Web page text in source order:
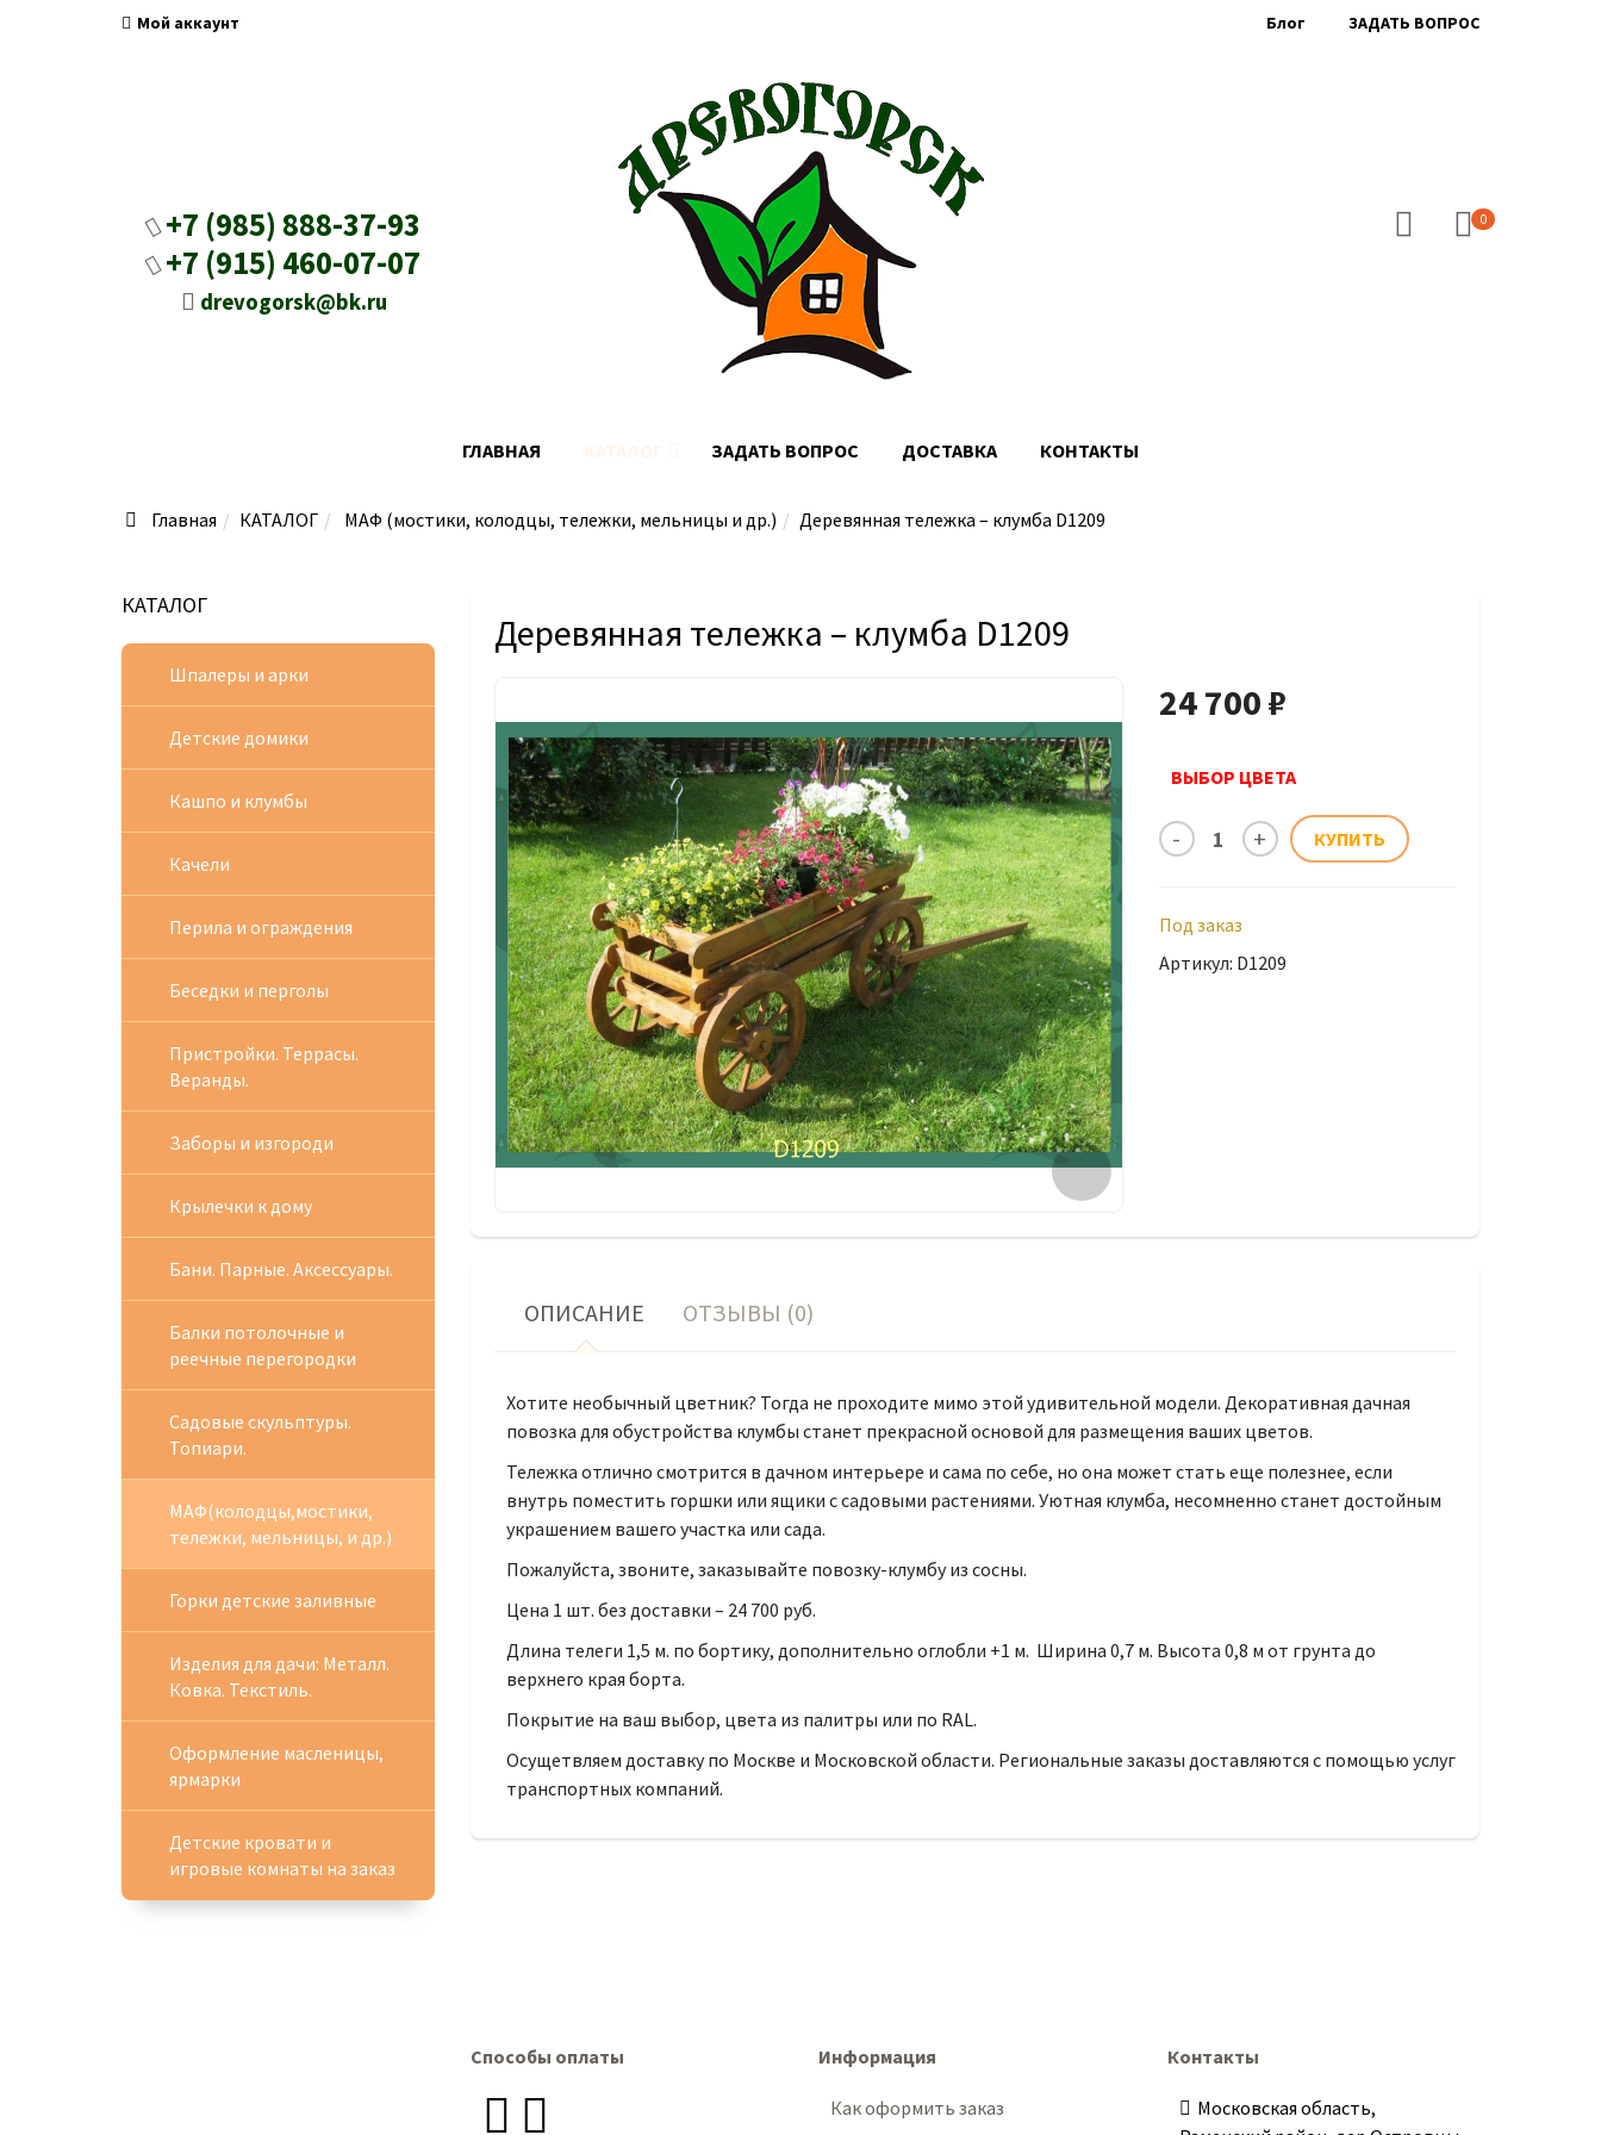
Мой аккаунт Блог ЗАДАТЬ ВОПРОС
+7 (985) 888-37-93
+7 (915) 460-07-07
drevogorsk@bk.ru
0
ГЛАВНАЯ ЗАДАТЬ ВОПРОС ДОСТАВКА КОНТАКТЫ
Главная КАТАЛОГ МАФ (мостики, колодцы, тележки, мельницы и др.) Деревянная тележка – клумба D1209
Деревянная тележка – клумба D1209
24 700 ₽
ВЫБОР ЦВЕТА
Под заказ
Артикул: D1209
ОПИСАНИЕ ОТЗЫВЫ (0)
Хотите необычный цветник? Тогда не проходите мимо этой удивительной модели. Декоративная дачная
повозка для обустройства клумбы станет прекрасной основой для размещения ваших цветов.
Тележка отлично смотрится в дачном интерьере и сама по себе, но она может стать еще полезнее, если
внутрь поместить горшки или ящики с садовыми растениями. Уютная клумба, несомненно станет достойным
украшением вашего участка или сада.
Пожалуйста, звоните, заказывайте повозку-клумбу из сосны.
Цена 1 шт. без доставки – 24 700 руб.
Длина телеги 1,5 м. по бортику, дополнительно оглобли +1 м. Ширина 0,7 м. Высота 0,8 м от грунта до
верхнего края борта.
Покрытие на ваш выбор, цвета из палитры или по RAL.
Осущетвляем доставку по Москве и Московской области. Региональные заказы доставляются с помощью услуг
транспортных компаний.
КАТАЛОГ
Шпалеры и арки
Детские домики
Кашпо и клумбы
Качели
Перила и ограждения
Беседки и перголы
Пристройки. Террасы.
Веранды.
Заборы и изгороди
Крылечки к дому
Бани. Парные. Аксессуары.
Балки потолочные и
реечные перегородки
Садовые скульптуры.
Топиари.
МАФ(колодцы,мостики,
тележки, мельницы, и др.)
Горки детские заливные
Изделия для дачи: Металл.
Ковка. Текстиль.
Оформление масленицы,
ярмарки
Детские кровати и
игровые комнаты на заказ
Способы оплаты Информация
Как оформить заказ
Контакты
Московская область,